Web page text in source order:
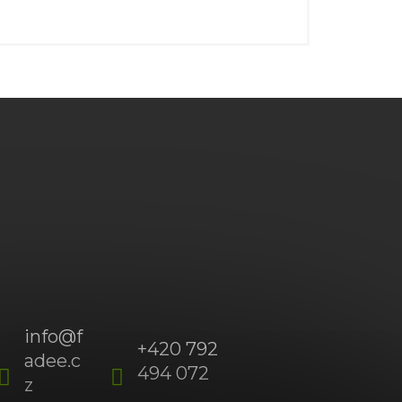
info@f
adee.c
z
+420 792
494 072
(Po-